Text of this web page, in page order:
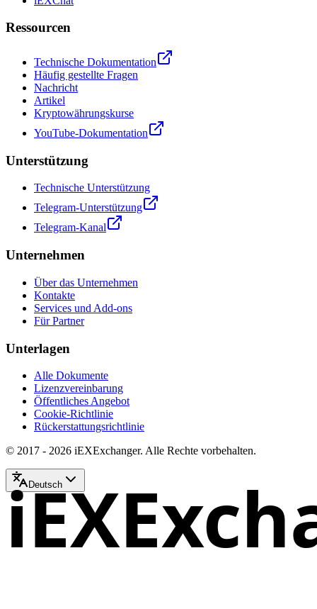
Ressourcen
Technische Dokumentation
Häufig gestellte Fragen
Nachricht
Artikel
Kryptowährungskurse
YouTube-Dokumentation
Unterstützung
Technische Unterstützung
Telegram-Unterstützung
Telegram-Kanal
Unternehmen
Über das Unternehmen
Kontakte
Services und Add-ons
Für Partner
Unterlagen
Alle Dokumente
Lizenzvereinbarung
Öffentliches Angebot
Cookie-Richtlinie
Rückerstattungsrichtlinie
© 2017 - 2026 iEXExchanger. Alle Rechte vorbehalten.
Deutsch